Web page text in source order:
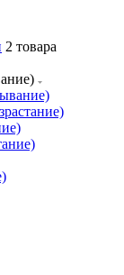
2 товара